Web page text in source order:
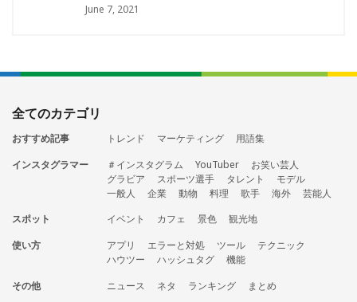
June 7, 2021
全てのカテゴリ
おすすめ記事 トレンド マーケティング
用語集
インスタグラマー
＃インスタグラム YouTuber
お笑い芸人
グラビア
スポーツ選手 タレント
モデル
一般人
企業 動物 料理 歌手 海外
芸能人
スポット
イベント カフェ 景色
観光地
使い方
アプリ エラーと対処 ツール
テクニック
ハウツー
ハッシュタグ
機能
その他
ニュース ネタ ランキング まとめ